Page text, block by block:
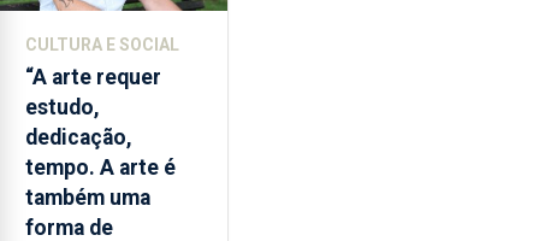
CULTURA E SOCIAL
“A arte requer
estudo,
dedicação,
tempo. A arte é
também uma
forma de